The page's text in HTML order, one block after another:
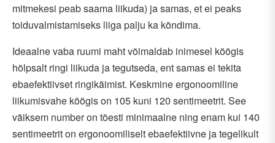
mitmekesi peab saama liikuda) ja samas, et ei peaks
toiduvalmistamiseks liiga palju ka kõndima.
Ideaalne vaba ruumi maht võimaldab inimesel köögis
hõlpsalt ringi liikuda ja tegutseda, ent samas ei tekita
ebaefektiivset ringikäimist. Keskmine ergonoomiline
liikumisvahe köögis on 105 kuni 120 sentimeetrit. See
väiksem number on tõesti minimaalne ning enam kui 140
sentimeetrit on ergonoomiliselt ebaefektiivne ja tegelikult